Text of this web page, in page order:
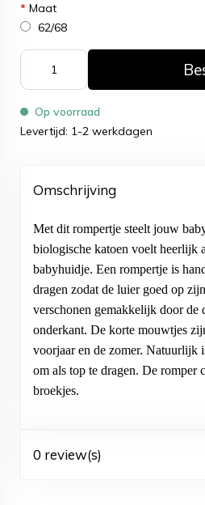
* Maat
62/68
Op voorraad
Levertijd: 1-2 werkdagen
Omschrijving
Met dit rompertje steelt jouw
biologische katoen voelt heerlijk
babyhuidje. Een rompertje is
dragen zodat de luier goed op
verschonen gemakkelijk door de
onderkant. De korte mouwtjes
voorjaar en de zomer. Natuurlijk
om als top te dragen. De romper
broekjes.
0 review(s)